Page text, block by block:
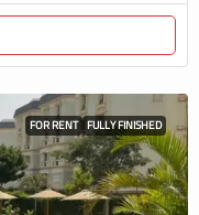
FOR RENT FULLY FINISHED